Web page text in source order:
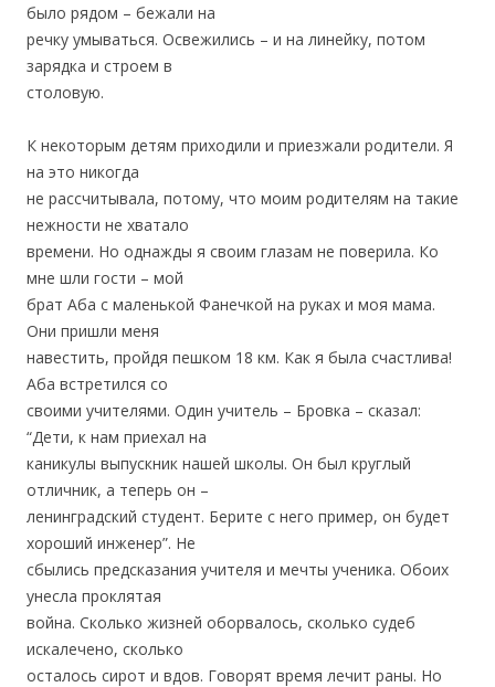
было рядом – бежали на
речку умываться. Освежились – и на линейку, потом
зарядка и строем в
столовую.
К некоторым детям приходили и приезжали родители. Я
на это никогда
не рассчитывала, потому, что моим родителям на такие
нежности не хватало
времени. Но однажды я своим глазам не поверила. Ко
мне шли гости – мой
брат Аба с маленькой Фанечкой на руках и моя мама.
Они пришли меня
навестить, пройдя пешком 18 км. Как я была счастлива!
Аба встретился со
своими учителями. Один учитель – Бровка – сказал:
“Дети, к нам приехал на
каникулы выпускник нашей школы. Он был круглый
отличник, а теперь он –
ленинградский студент. Берите с него пример, он будет
хороший инженер”. Не
сбылись предсказания учителя и мечты ученика. Обоих
унесла проклятая
война. Сколько жизней оборвалось, сколько судеб
искалечено, сколько
осталось сирот и вдов. Говорят время лечит раны. Но